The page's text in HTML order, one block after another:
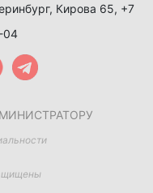
Кирова 65, +7
04